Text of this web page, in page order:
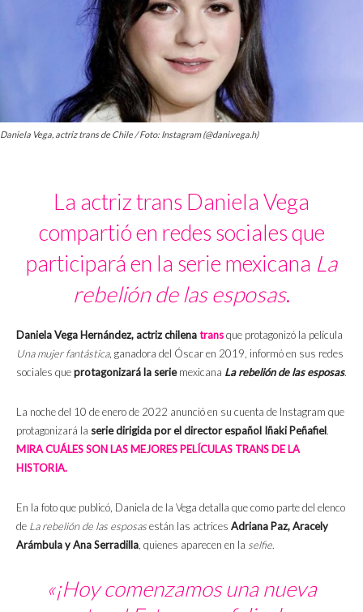
Daniela Vega, actriz trans de Chile / Foto: Instagram (@dani.vega.h)
La actriz trans Daniela Vega
compartió en redes sociales que
participará en la serie mexicana La
rebelión de las esposas.
Daniela Vega Hernández, actriz chilenatransque protagonizó la película
Una mujer fantástica, ganadora del Óscar en 2019, informó en sus redes
sociales queprotagonizará la seriemexicana La rebelión de las esposas.
La noche del 10 de enero de 2022 anunció en su cuenta de Instagram que
protagonizará la serie dirigida por el director español Iñaki Peñafiel.
MIRA CUÁLES SON LAS MEJORES PELÍCULAS TRANS DE LA
HISTORIA.
En la foto que publicó, Daniela de la Vega detalla que como parte del elenco
de La rebelión de las esposasestán las actrices Adriana Paz, Aracely
Arámbula y Ana Serradilla, quienes aparecen en la selfie.
«¡Hoy comenzamos una nueva